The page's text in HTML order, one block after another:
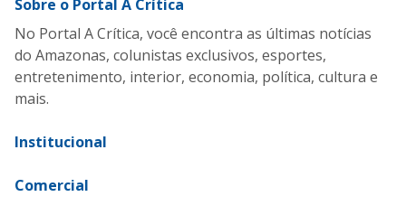
Sobre o Portal A Crítica
No Portal A Crítica, você encontra as últimas notícias
do Amazonas, colunistas exclusivos, esportes,
entretenimento, interior, economia, política, cultura e
mais.
Institucional
Comercial